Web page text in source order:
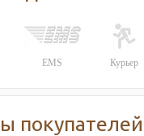
EMS Курьер
покупателей